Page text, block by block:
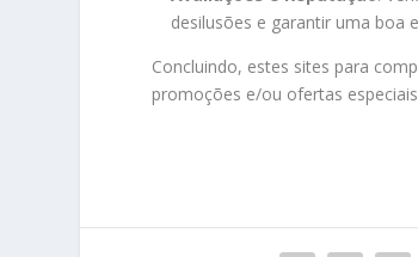
desilusões e garantir uma boa
Concluindo, estes sites para
promoções e/ou ofertas